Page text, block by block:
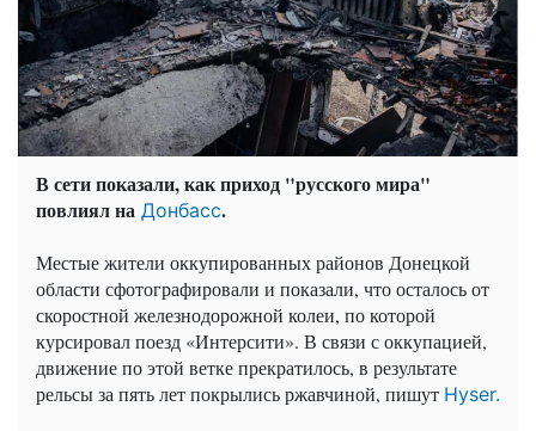
В сети показали, как приход "русского мира"
повлиял на Донбасс.
Местые жители оккупированных районов Донецкой
области сфотографировали и показали, что осталось от
скоростной железнодорожной колеи, по которой
курсировал поезд «Интерсити». В связи с оккупацией,
движение по этой ветке прекратилось, в результате
рельсы за пять лет покрылись ржавчиной, пишут Hyser.